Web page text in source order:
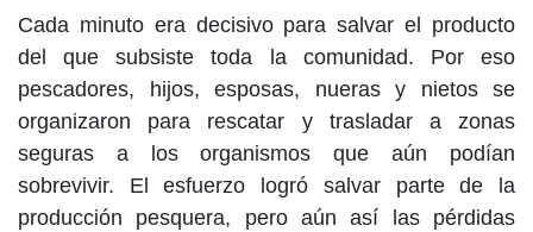
Cada minuto era decisivo para salvar el producto
del que subsiste toda la comunidad. Por eso
pescadores, hijos, esposas, nueras y nietos se
organizaron para rescatar y trasladar a zonas
seguras a los organismos que aún podían
sobrevivir. El esfuerzo logró salvar parte de la
producción pesquera, pero aún así las pérdidas